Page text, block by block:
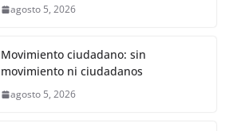
agosto 5, 2026
Movimiento ciudadano: sin
movimiento ni ciudadanos
agosto 5, 2026